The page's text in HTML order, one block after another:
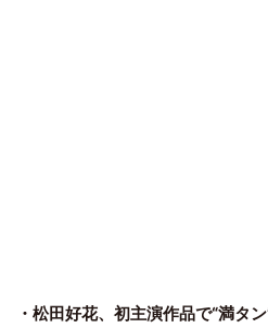
・松田好花、初主演作品で“満タ